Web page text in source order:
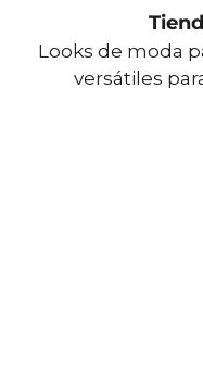
Looks de moda
versátiles